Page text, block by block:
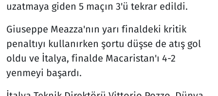
uzatmaya giden 5 maçın 3'ü tekrar edildi.
Giuseppe Meazza'nın yarı finaldeki kritik
penaltıyı kullanırken şortu düşse de atış gol
oldu ve İtalya, finalde Macaristan'ı 4-2
yenmeyi başardı.